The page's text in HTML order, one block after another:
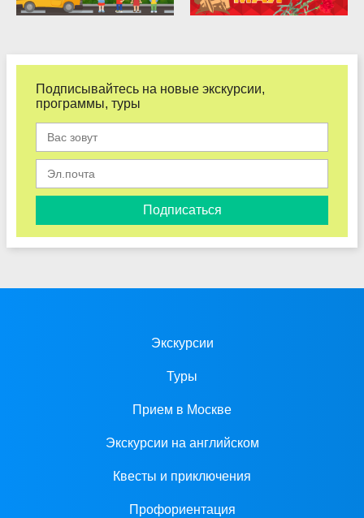
Подписывайтесь на новые экскурсии,
программы, туры
Подписаться
Экскурсии
Туры
Прием в Москве
Экскурсии на английском
Квесты и приключения
Профориентация